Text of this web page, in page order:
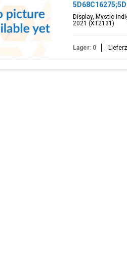
Display, Mystic
2021 (XT2131)
Lager: 0